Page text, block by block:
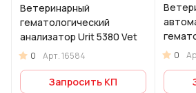
Ветеринарный
гематологический
анализатор Urit 5380 Vet
0 Арт.16584
Запросить КП
0